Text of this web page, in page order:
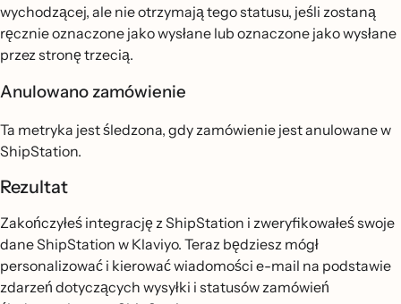
wychodzącej, ale nie otrzymają tego statusu, jeśli zostaną
ręcznie oznaczone jako wysłane lub oznaczone jako wysłane
przez stronę trzecią.
Anulowano zamówienie
Ta metryka jest śledzona, gdy zamówienie jest anulowane w
ShipStation.
Rezultat
Zakończyłeś integrację z ShipStation i zweryfikowałeś swoje
dane ShipStation w Klaviyo. Teraz będziesz mógł
personalizować i kierować wiadomości e-mail na podstawie
zdarzeń dotyczących wysyłki i statusów zamówień